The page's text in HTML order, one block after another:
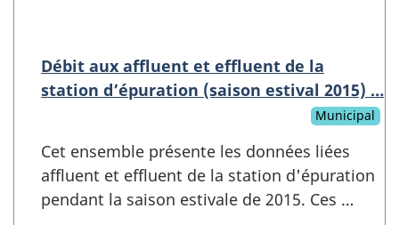
Débit aux affluent et effluent de la
station d’épuration (saison estival 2015) …
Municipal
Cet ensemble présente les données liées
affluent et effluent de la station d'épuration
pendant la saison estivale de 2015. Ces …